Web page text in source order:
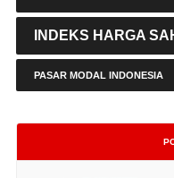
INDEKS HARGA
PASAR MODAL INDONESIA